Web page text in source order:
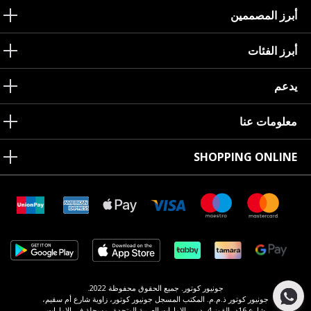
أبرز المصممين
أبرز الفئات
يدعم
معلومات عنا
SHOPPING ONLINE
جونيور كوتور. جميع الحقوق محفوظة 2022.
جونيور كوتور ذ.م.م. المكتب المسجل جونيور كوتور، زاوية شارع أم سقيم،